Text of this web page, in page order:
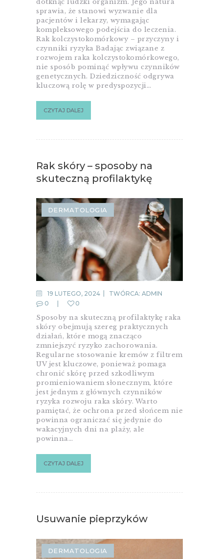
sprawia, że stanowi wyzwanie dla
pacjentów i lekarzy, wymagając
kompleksowego podejścia do leczenia.
Rak kolczystokomórkowy – przyczyny i
czynniki ryzyka Badając związane z
rozwojem raka kolczystokomórkowego,
nie sposób pominąć wpływu czynników
genetycznych. Dziedziczność odgrywa
kluczową rolę w predyspozycji…
CZYTAJ DALEJ
Rak skóry – sposoby na
skuteczną profilaktykę
DERMATOLOGIA
19 LUTEGO, 2024 TWÓRCA: ADMIN
0
0
Sposoby na skuteczną profilaktykę raka
skóry obejmują szereg praktycznych
działań, które mogą znacząco
zmniejszyć ryzyko zachorowania.
Regularne stosowanie kremów z filtrem
UV jest kluczowe, ponieważ pomaga
chronić skórę przed szkodliwym
promieniowaniem słonecznym, które
jest jednym z głównych czynników
ryzyka rozwoju raka skóry. Warto
pamiętać, że ochrona przed słońcem nie
powinna ograniczać się jedynie do
wakacyjnych dni na plaży, ale
powinna…
CZYTAJ DALEJ
Usuwanie pieprzyków
DERMATOLOGIA